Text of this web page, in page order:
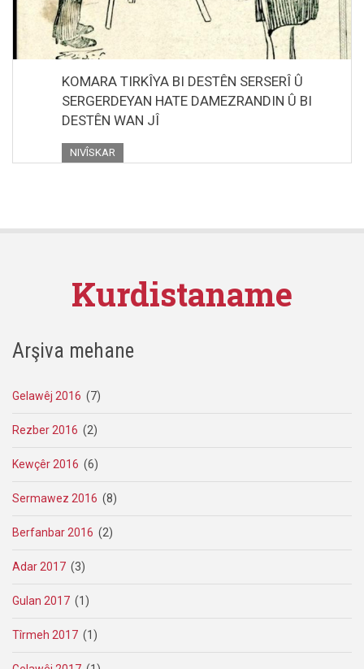
KOMARA TIRKÎYA BI DESTÊN SERSERÎ Û
SERGERDEYAN HATE DAMEZRANDIN Û BI
DESTÊN WAN JÎ
NIVÎSKAR
Kurdistaname
Arşiva mehane
Gelawêj 2016 (7)
Rezber 2016 (2)
Kewçêr 2016 (6)
Sermawez 2016 (8)
Berfanbar 2016 (2)
Adar 2017 (3)
Gulan 2017 (1)
Tîrmeh 2017 (1)